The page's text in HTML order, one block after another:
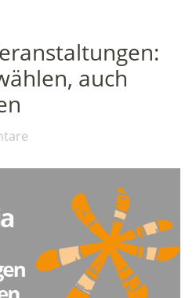
auch